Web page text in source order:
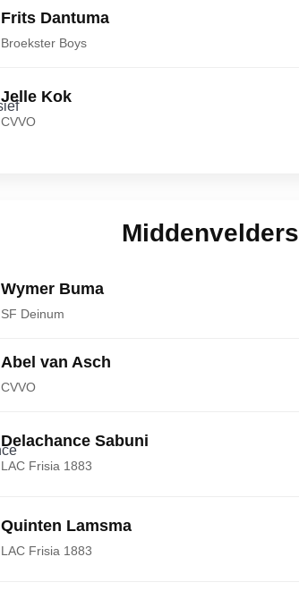
Frits Dantuma
Broekster Boys
Jelle Kok
CVVO
Middenvelders
Wymer Buma
SF Deinum
Abel van Asch
CVVO
Delachance Sabuni
LAC Frisia 1883
Quinten Lamsma
LAC Frisia 1883